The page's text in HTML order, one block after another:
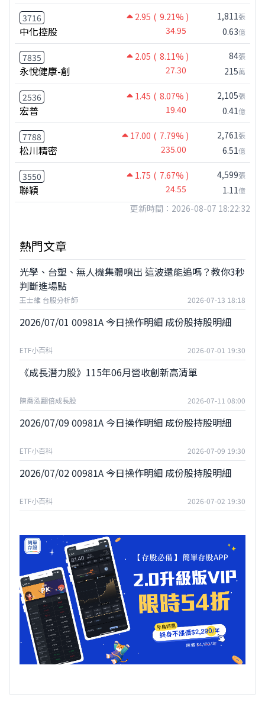
3716 2.95 ( 9.21% )
中化控股 34.95
1,811張
0.63億
7835 2.05 ( 8.11% )
永悅健康-創 27.30
84張
215萬
2536 1.45 ( 8.07% )
宏普 19.40
2,105張
0.41億
7788 17.00 ( 7.79% )
松川精密 235.00
2,761張
6.51億
3550 1.75 ( 7.67% )
聯穎 24.55
4,599張
1.11億
更新時間：2026-08-07 18:22:32
熱門文章
光學、台塑、無人機集體噴出 這波還能追嗎？教你3秒
判斷進場點
王士維 台股分析師 2026-07-13 18:18
2026/07/01 00981A 今日操作明細 成份股持股明細
ETF小百科 2026-07-01 19:30
《成長潛力股》115年06月營收創新高清單
陳喬泓翻倍成長股 2026-07-11 08:00
2026/07/09 00981A 今日操作明細 成份股持股明細
ETF小百科 2026-07-09 19:30
2026/07/02 00981A 今日操作明細 成份股持股明細
ETF小百科 2026-07-02 19:30